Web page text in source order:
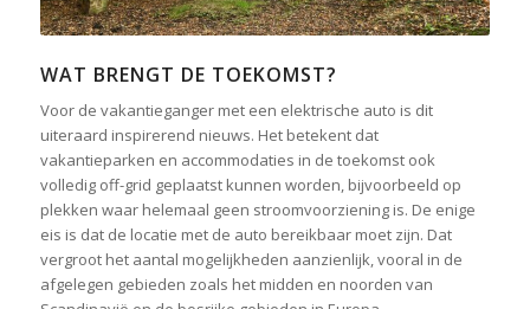
WAT BRENGT DE TOEKOMST?
Voor de vakantieganger met een elektrische auto is dit
uiteraard inspirerend nieuws. Het betekent dat
vakantieparken en accommodaties in de toekomst ook
volledig off-grid geplaatst kunnen worden, bijvoorbeeld op
plekken waar helemaal geen stroomvoorziening is. De enige
eis is dat de locatie met de auto bereikbaar moet zijn. Dat
vergroot het aantal mogelijkheden aanzienlijk, vooral in de
afgelegen gebieden zoals het midden en noorden van